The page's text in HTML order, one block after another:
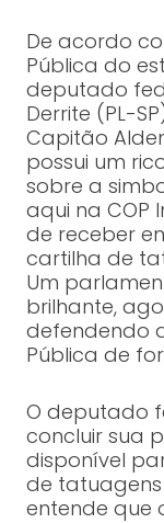
De acordo
Pública do
deputado
Derrite (PL-
Capitão
possui um
sobre a
aqui na COP
de receber
cartilha de
Um
brilhante,
defendendo
Pública de
O deputado
concluir sua
disponível
de
entende que